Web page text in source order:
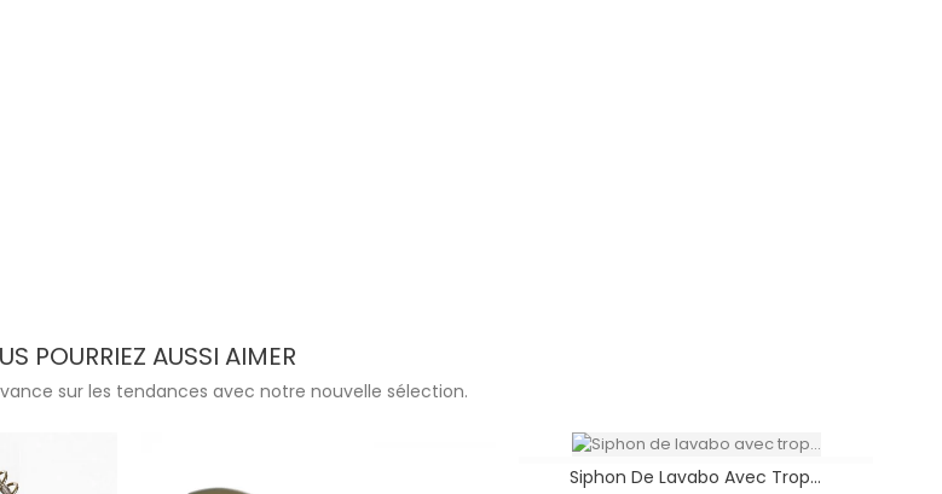
POURRIEZ AUSSI AIMER
sur les tendances avec notre nouvelle sélection.
Siphon De Lavabo Avec Trop...